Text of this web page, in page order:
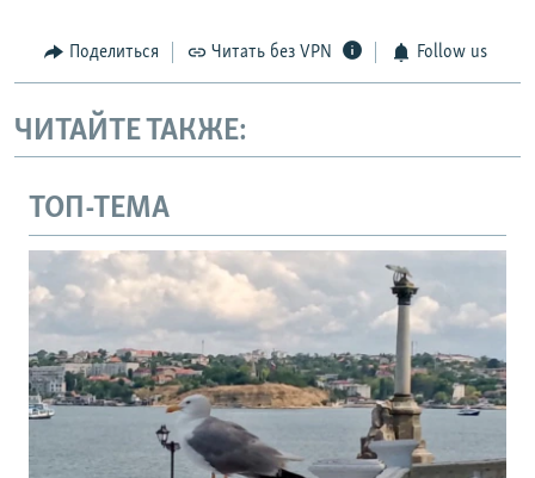
Поделиться Читать без VPN Follow us
ЧИТАЙТЕ ТАКЖЕ:
ТОП-ТЕМА